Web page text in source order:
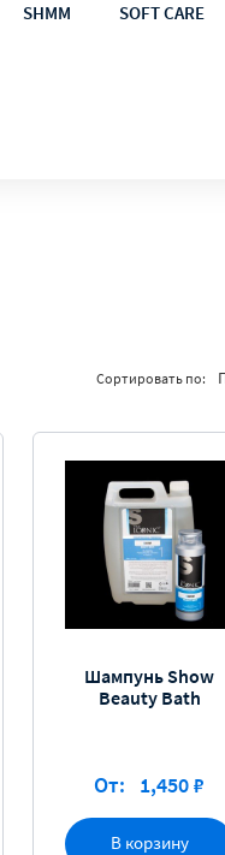
SHMM SOFT CARE
Сортировать по:
В корзину
Шампунь Show
Beauty Bath
От: 1,450 ₽